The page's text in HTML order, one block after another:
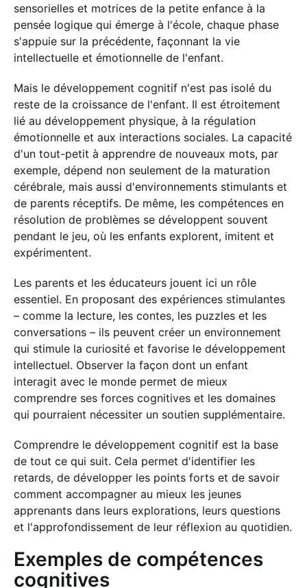
sensorielles et motrices de la petite enfance à la
pensée logique qui émerge à l'école, chaque phase
s'appuie sur la précédente, façonnant la vie
intellectuelle et émotionnelle de l'enfant.
Mais le développement cognitif n'est pas isolé du
reste de la croissance de l'enfant. Il est étroitement
lié au développement physique, à la régulation
émotionnelle et aux interactions sociales. La capacité
d'un tout-petit à apprendre de nouveaux mots, par
exemple, dépend non seulement de la maturation
cérébrale, mais aussi d'environnements stimulants et
de parents réceptifs. De même, les compétences en
résolution de problèmes se développent souvent
pendant le jeu, où les enfants explorent, imitent et
expérimentent.
Les parents et les éducateurs jouent ici un rôle
essentiel. En proposant des expériences stimulantes
– comme la lecture, les contes, les puzzles et les
conversations – ils peuvent créer un environnement
qui stimule la curiosité et favorise le développement
intellectuel. Observer la façon dont un enfant
interagit avec le monde permet de mieux
comprendre ses forces cognitives et les domaines
qui pourraient nécessiter un soutien supplémentaire.
Comprendre le développement cognitif est la base
de tout ce qui suit. Cela permet d'identifier les
retards, de développer les points forts et de savoir
comment accompagner au mieux les jeunes
apprenants dans leurs explorations, leurs questions
et l'approfondissement de leur réflexion au quotidien.
Exemples de compétences
cognitives